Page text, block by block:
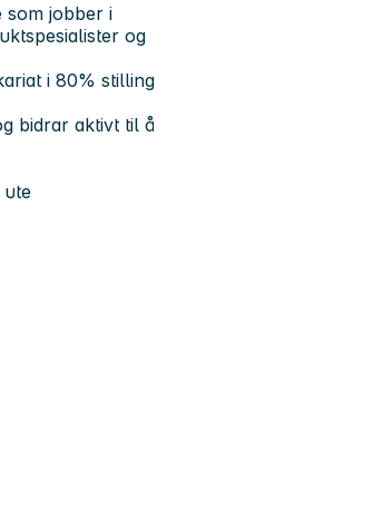
som jobber i
og
i 80% stilling
bidrar aktivt til å